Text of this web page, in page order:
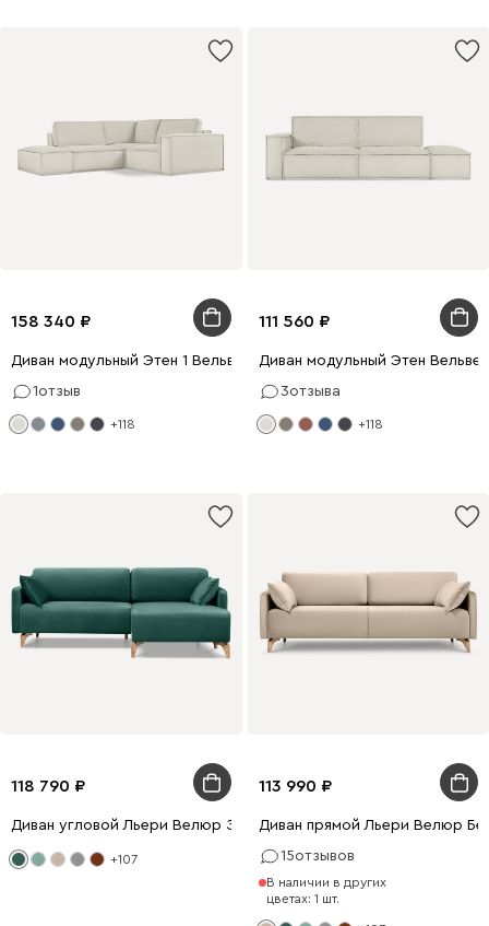
158 340
Диван модульный Этен 1 Вельвет Молочный
1отзыв
+118
111 560
Диван модульный Этен
3отзыва
+118
118 790
Диван угловой Льери Велюр Зеленый
+107
113 990
Диван прямой Льери Велюр
15отзывов
В наличии в других
цветах: 1 шт.